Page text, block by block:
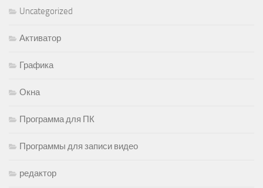
Uncategorized
Активатор
Графика
Окна
Программа для ПК
Программы для записи видео
редактор